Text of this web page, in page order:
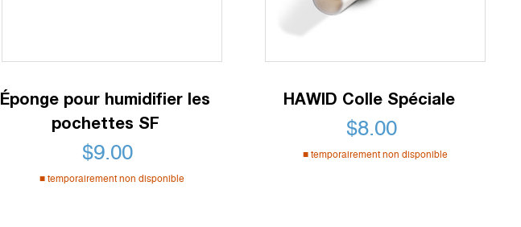
Éponge pour humidifier les
pochettes SF
$9.00
temporairement non disponible
HAWID Colle Spéciale
$8.00
temporairement non disponible